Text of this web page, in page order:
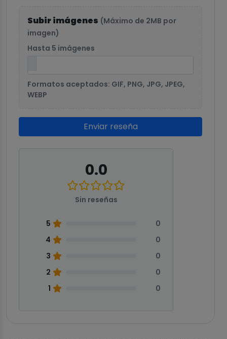
Subir imágenes (Máximo de 2MB por
imagen)
Hasta 5 imágenes
Formatos aceptados: GIF, PNG, JPG, JPEG,
WEBP
Enviar reseña
0.0
Sin reseñas
5
0
4
0
3
0
2
0
1
0